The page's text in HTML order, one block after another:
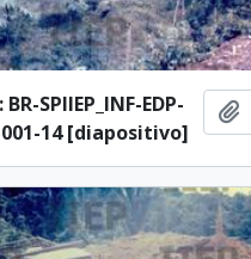
SPIIEP_INF-EDP-
001-14 [diapositivo]